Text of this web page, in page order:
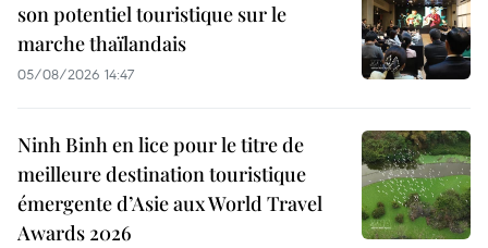
son potentiel touristique sur le
marche thaïlandais
05/08/2026 14:47
Ninh Binh en lice pour le titre de
meilleure destination touristique
émergente d’Asie aux World Travel
Awards 2026